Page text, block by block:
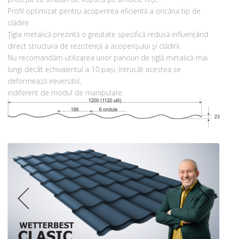
Profil optimizat pentru acoperirea eficientă a oricărui tip de
clădire.
Ţigla metalică prezintă o greutate specifică redusă influenţând
direct structura de rezistenţă a acoperişului şi clădirii.
Nu recomandăm utilizarea unor panouri de țiglă metalică mai
lungi decât echivalentul a 10 pași, întrucât acestea se
deformează ireversibil,
indiferent de modul de manipulare.